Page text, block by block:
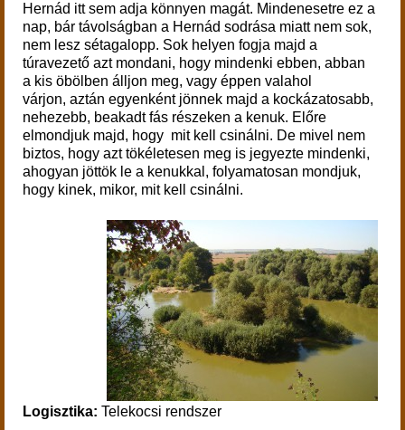
Hernád itt sem adja könnyen magát. Mindenesetre ez a
nap, bár távolságban a Hernád sodrása miatt nem sok,
nem lesz sétagalopp. Sok helyen fogja majd a
túravezető azt mondani, hogy mindenki ebben, abban
a kis öbölben álljon meg, vagy éppen valahol
várjon, aztán egyenként jönnek majd a kockázatosabb,
nehezebb, beakadt fás részeken a kenuk. Előre
elmondjuk majd, hogy mit kell csinálni. De mivel nem
biztos, hogy azt tökéletesen meg is jegyezte mindenki,
ahogyan jöttök le a kenukkal, folyamatosan mondjuk,
hogy kinek, mikor, mit kell csinálni.
Logisztika: Telekocsi rendszer